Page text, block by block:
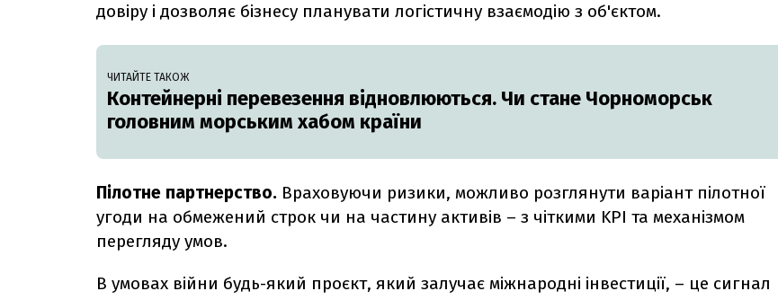
довіру і дозволяє бізнесу планувати логістичну взаємодію з об'єктом.
ЧИТАЙТЕ ТАКОЖ
Контейнерні перевезення відновлюються. Чи стане Чорноморськ
головним морським хабом країни
Пілотне партнерство. Враховуючи ризики, можливо розглянути варіант пілотної
угоди на обмежений строк чи на частину активів – з чіткими KPI та механізмом
перегляду умов.
В умовах війни будь-який проєкт, який залучає міжнародні інвестиції, – це сигнал